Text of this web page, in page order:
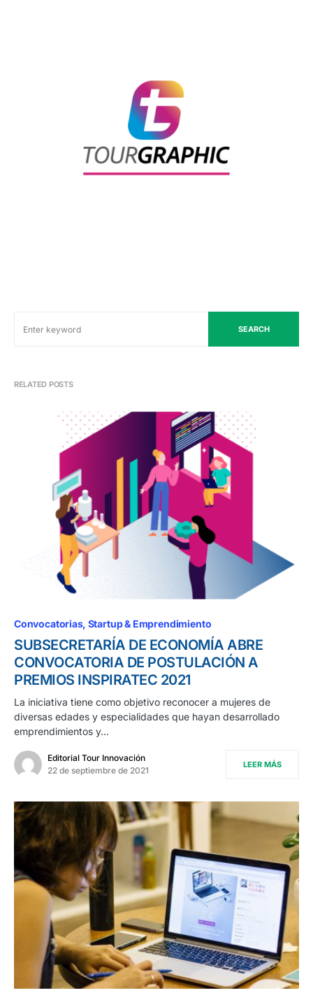
SEARCH
RELATED POSTS
Convocatorias Startup & Emprendimiento
SUBSECRETARÍA DE ECONOMÍA ABRE
CONVOCATORIA DE POSTULACIÓN A
PREMIOS INSPIRATEC 2021
La iniciativa tiene como objetivo reconocer a mujeres de
diversas edades y especialidades que hayan desarrollado
emprendimientos y…
Editorial Tour Innovación
22 de septiembre de 2021
LEER MÁS